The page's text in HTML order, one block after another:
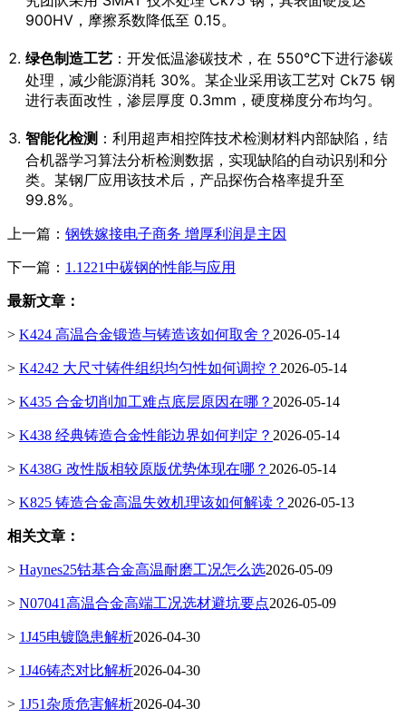
900HV，摩擦系数降低至 0.15。
绿色制造工艺 ：开发低温渗碳技术，在 550℃下进行渗碳
处理，减少能源消耗 30%。某企业采用该工艺对 Ck75 钢
进行表面改性，渗层厚度 0.3mm，硬度梯度分布均匀。
智能化检测 ：利用超声相控阵技术检测材料内部缺陷，结
合机器学习算法分析检测数据，实现缺陷的自动识别和分
类。某钢厂应用该技术后，产品探伤合格率提升至
99.8%。
上一篇： 钢铁嫁接电子商务 增厚利润是主因
下一篇： 1.1221中碳钢的性能与应用
最新文章：
> K424 高温合金锻造与铸造该如何取舍？ 2026-05-14
> K4242 大尺寸铸件组织均匀性如何调控？ 2026-05-14
> K435 合金切削加工难点底层原因在哪？ 2026-05-14
> K438 经典铸造合金性能边界如何判定？ 2026-05-14
> K438G 改性版相较原版优势体现在哪？ 2026-05-14
> K825 铸造合金高温失效机理该如何解读？ 2026-05-13
相关文章：
> Haynes25钴基合金高温耐磨工况怎么选2026-05-09
> N07041高温合金高端工况选材避坑要点2026-05-09
> 1J45电镀隐患解析2026-04-30
> 1J46铸态对比解析2026-04-30
> 1J51杂质危害解析2026-04-30